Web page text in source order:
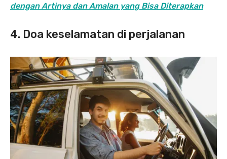
dengan Artinya dan Amalan yang Bisa Diterapkan
4. Doa keselamatan di perjalanan